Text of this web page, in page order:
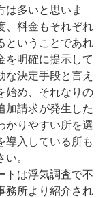
は多いと思いま
、料金もそれぞれ
ということであれ
を明確に提示して
な決定手段と言え
始め、それなりの
加請求が発生した
かりやすい所を選
導入している所も
。
トは浮気調査で不
務所より紹介され